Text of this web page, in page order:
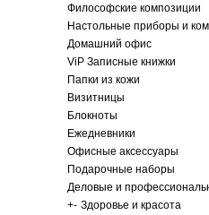
Философские композиции
Настольные приборы и
Домашний офис
ViP Записные книжки
Папки из кожи
Визитницы
Блокноты
Ежедневники
Офисные аксессуары
Подарочные наборы
Деловые и
+- Здоровье и красота